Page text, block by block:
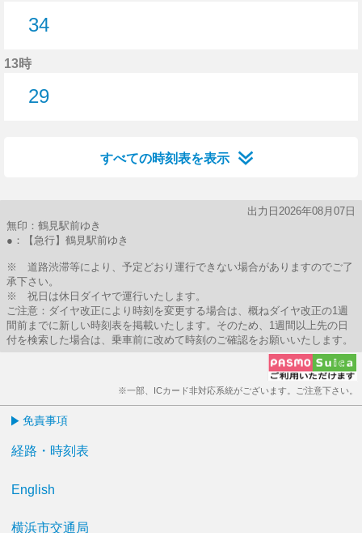
34
13時
29
すべての時刻表を表示
出力日2026年08月07日
無印：鶴見駅前ゆき
●：【急行】鶴見駅前ゆき
※ 道路渋滞等により、予定どおり運行できない場合がありますのでご了
承下さい。
※ 祝日は休日ダイヤで運行いたします。
ご注意：ダイヤ改正により時刻を変更する場合は、概ねダイヤ改正の1週
間前までに新しい時刻表を掲載いたします。そのため、1週間以上先の日
付を検索した場合は、乗車前に改めて時刻のご確認をお願いいたします。
※一部、ICカード非対応系統がございます。ご注意下さい。
免責事項
経路・時刻表
English
横浜市交通局